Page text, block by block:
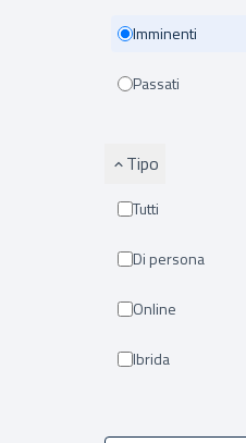
Imminenti
Passati
Tipo
Tutti
Di persona
Online
Ibrida